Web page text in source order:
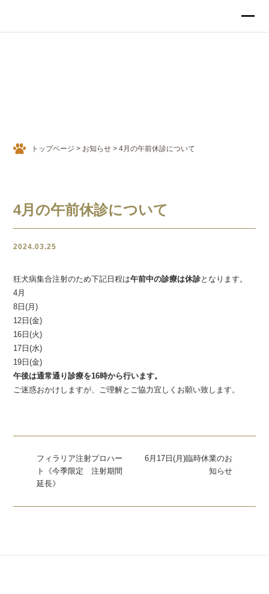
トップページ > お知らせ >4月の午前休診について
4月の午前休診について
2024.03.25
狂犬病集合注射のため下記日程は午前中の診療は休診となります。
4月
8日(月)
12日(金)
16日(火)
17日(水)
19日(金)
午後は通常通り診療を16時から行います。
ご迷惑おかけしますが、ご理解とご協力宜しくお願い致します。
フィラリア注射プロハー
ト《今季限定 注射期間
延長》
6月17日(月)臨時休業のお
知らせ